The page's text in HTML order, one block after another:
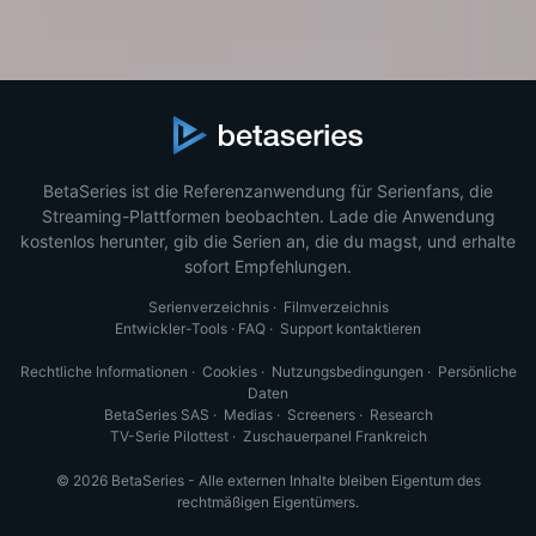
BetaSeries ist die Referenzanwendung für Serienfans, die
Streaming-Plattformen beobachten. Lade die Anwendung
kostenlos herunter, gib die Serien an, die du magst, und erhalte
sofort Empfehlungen.
Serienverzeichnis· Filmverzeichnis
Entwickler-Tools · FAQ · Support kontaktieren
Rechtliche Informationen · Cookies· Nutzungsbedingungen · Persönliche
Daten
BetaSeries SAS · Medias· Screeners· Research
TV-Serie Pilottest· Zuschauerpanel Frankreich
© 2026 BetaSeries - Alle externen Inhalte bleiben Eigentum des
rechtmäßigen Eigentümers.